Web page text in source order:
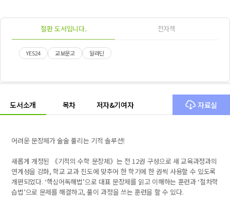
절판 도서입니다. 전자책
YES24 교보문고 알라딘
도서소개 목차 저자&기여자 자료실
어려운 문장제가 술술 풀리는 기적 솔루션!
새롭게 개정된 《기적의 수학 문장제》 는 전12권 구성으로 새 교육과정과의
연계성을 강화,학교 교과 진도에 맞추어 한 학기에 한 권씩 사용할 수 있도록
개편되었다. ‘핵심어독해법’으로 대표 문장제를 읽고 이해하는 훈련과 ‘절차학
습법’으로 문제를 해결하고,풀이 과정을 쓰는 훈련을 할 수 있다.